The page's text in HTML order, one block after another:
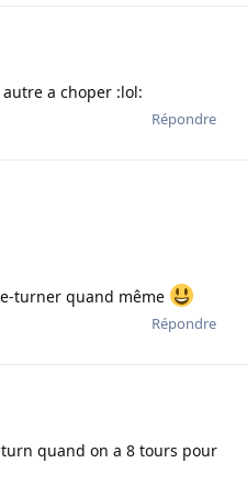
a choper :lol:
Répondre
turner quand même
Répondre
quand on a 8 tours pour